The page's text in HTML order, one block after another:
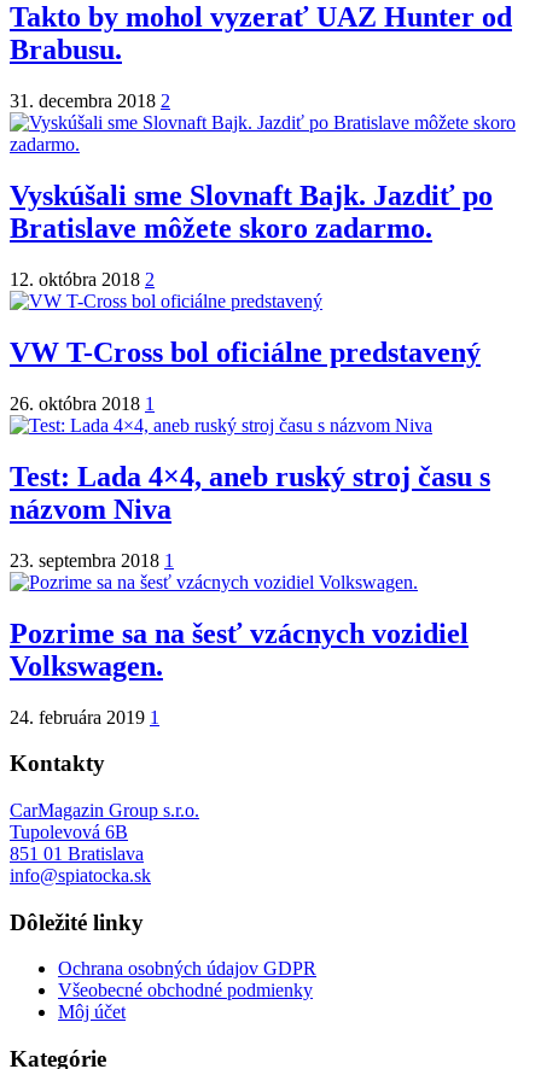
Takto by mohol vyzerať UAZ Hunter od
Brabusu.
31. decembra 2018 2
Vyskúšali sme Slovnaft Bajk. Jazdiť po
Bratislave môžete skoro zadarmo.
12. októbra 2018 2
VW T-Cross bol oficiálne predstavený
26. októbra 2018 1
Test: Lada 4×4, aneb ruský stroj času s
názvom Niva
23. septembra 2018 1
Pozrime sa na šesť vzácnych vozidiel
Volkswagen.
24. februára 2019 1
Kontakty
CarMagazin Group s.r.o.
Tupolevová 6B
851 01 Bratislava
info@spiatocka.sk
Dôležité linky
Ochrana osobných údajov GDPR
Všeobecné obchodné podmienky
Môj účet
Kategórie